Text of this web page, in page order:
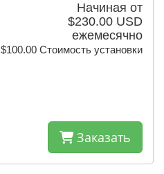
Начиная от
$230.00 USD
ежемесячно
$100.00 Стоимость установки
Заказать